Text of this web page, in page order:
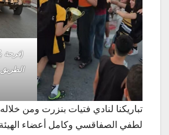
(فرحة
الطريق
تباريكنا لنادي فتيات بنزرت ومن
لطفي الصفاقسي وكامل أعضاء الهيئة